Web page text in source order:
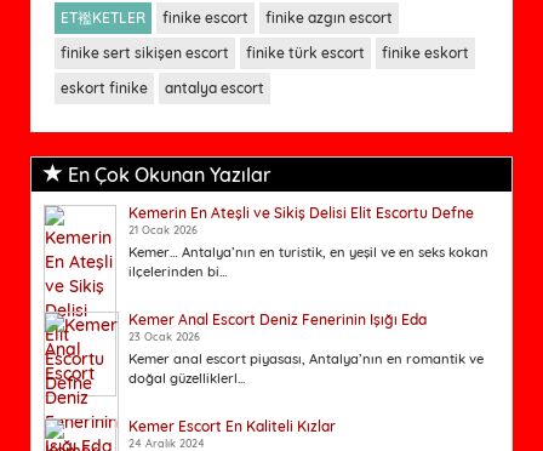
ET襤KETLER finike escort
finike azgın escort
finike sert sikişen escort
finike türk escort
finike eskort
eskort finike
antalya escort
En Çok Okunan Yazılar
Kemerin En Ateşli ve Sikiş Delisi Elit Escortu Defne
21 Ocak 2026
Kemer… Antalya’nın en turistik, en yeşil ve en seks kokan
ilçelerinden bi...
Kemer Anal Escort Deniz Fenerinin Işığı Eda
23 Ocak 2026
Kemer anal escort piyasası, Antalya’nın en romantik ve
doğal güzelliklerl...
Kemer Escort En Kaliteli Kızlar
24 Aralık 2024